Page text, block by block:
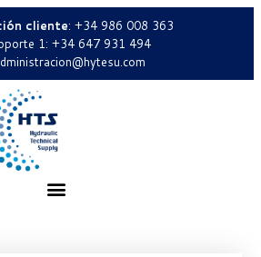
cliente: +34 986 008 363
1: +34 647 931 494